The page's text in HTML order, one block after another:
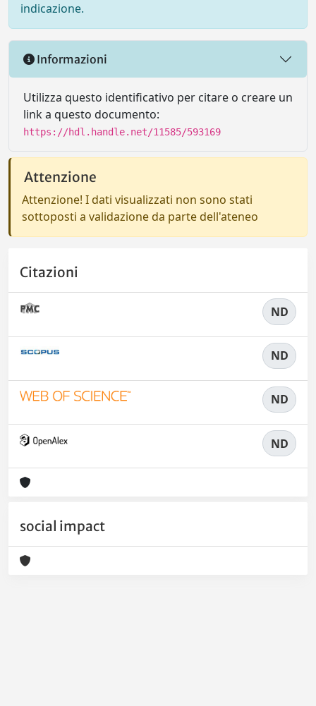
indicazione.
Informazioni
Utilizza questo identificativo per citare o creare un
link a questo documento:
https://hdl.handle.net/11585/593169
Attenzione
Attenzione! I dati visualizzati non sono stati
sottoposti a validazione da parte dell'ateneo
Citazioni
ND
ND
ND
ND
social impact